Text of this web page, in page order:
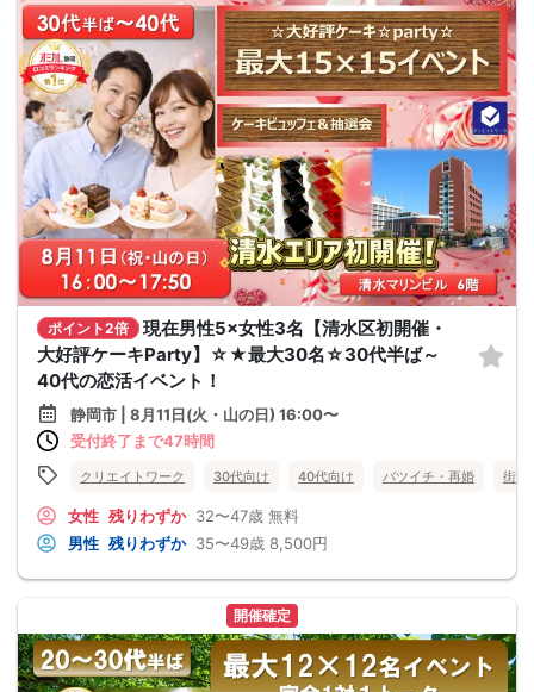
ポイント2倍
現在男性5×女性3名【清水区初開催・
大好評ケーキParty】☆★最大30名☆30代半ば～
40代の恋活イベント！
静岡市 | 8月11日(火・山の日) 16:00〜
受付終了まで47時間
クリエイトワーク 30代向け 40代向け バツイチ・再婚 街コ
女性 残りわずか 32〜47歳 無料
男性 残りわずか 35〜49歳 8,500円
開催確定